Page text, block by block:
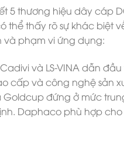
5 thương hiệu dây cáp
thể thấy rõ sự khác biệt
và phạm vi ứng dụng:
và LS-VINA dẫn
cấp và công nghệ sản
Goldcup đứng ở mức
Daphaco phù hợp